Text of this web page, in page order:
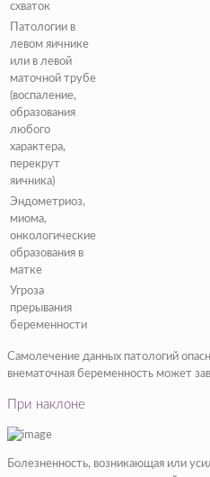
схваток
Патологии в
левом яичнике
или в левой
маточной трубе
(воспаление,
образования
любого
характера,
перекрут
яичника)
Эндометриоз,
миома,
онкологические
образования в
матке
Угроза
прерывания
беременности
Самолечение данных патологий
внематочная беременность может
При наклоне
Болезненность, возникающая или